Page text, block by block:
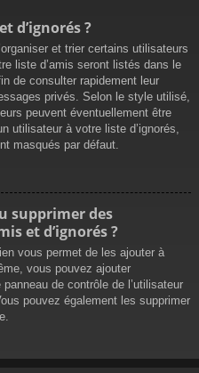
d’ignorés ?
et trier certains utilisateurs
liste d’amis seront listés dans le
de consulter rapidement leur
privés. Selon le style utilisé,
peuvent éventuellement être
utilisateur à votre liste d’ignorés,
masqués par défaut.
supprimer des
et d’ignorés ?
vous permet de les ajouter à
vous pouvez ajouter
de contrôle de l’utilisateur
pouvez également les supprimer